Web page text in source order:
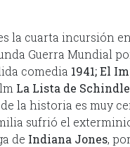
la cuarta incursión
Guerra Mundial
comedia 1941;El
La Lista de
la historia es muy
sufrió el
de Indiana Jones,